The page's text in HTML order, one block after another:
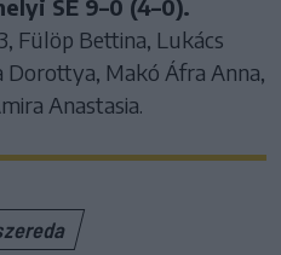
SE 9–0 (4–0).
Fülöp Bettina, Lukács
Dorottya, Makó Áfra Anna,
Anastasia.